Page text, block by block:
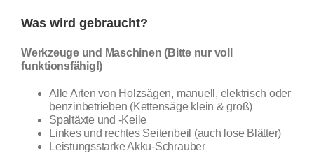
Was wird gebraucht?
Werkzeuge und Maschinen (Bitte nur voll
funktionsfähig!)
Alle Arten von Holzsägen, manuell, elektrisch oder
benzinbetrieben (Kettensäge klein & groß)
Spaltäxte und -Keile
Linkes und rechtes Seitenbeil (auch lose Blätter)
Leistungsstarke Akku-Schrauber